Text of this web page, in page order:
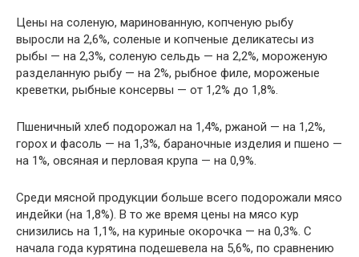
Цены на соленую, маринованную, копченую рыбу
выросли на 2,6%, соленые и копченые деликатесы из
рыбы — на 2,3%, соленую сельдь — на 2,2%, мороженую
разделанную рыбу — на 2%, рыбное филе, мороженые
креветки, рыбные консервы — от 1,2% до 1,8%.
Пшеничный хлеб подорожал на 1,4%, ржаной — на 1,2%,
горох и фасоль — на 1,3%, бараночные изделия и пшено —
на 1%, овсяная и перловая крупа — на 0,9%.
Среди мясной продукции больше всего подорожали мясо
индейки (на 1,8%). В то же время цены на мясо кур
снизились на 1,1%, на куриные окорочка — на 0,3%. С
начала года курятина подешевела на 5,6%, по сравнению